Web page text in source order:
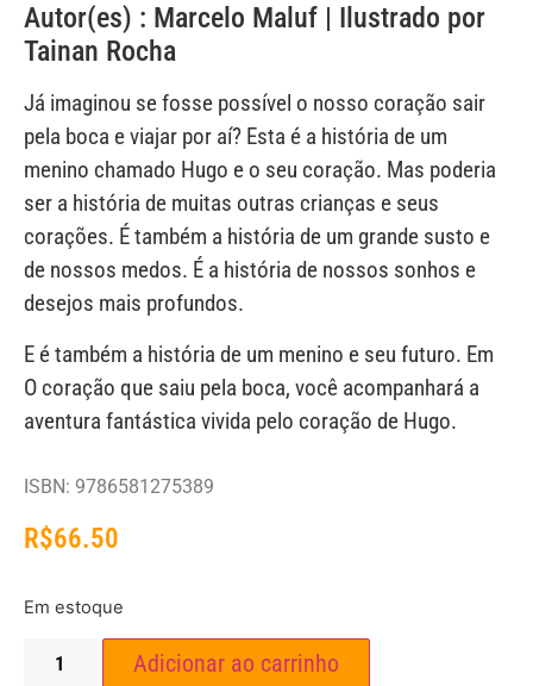
Autor(es) : Marcelo Maluf | Ilustrado por
Tainan Rocha
Já imaginou se fosse possível o nosso coração sair
pela boca e viajar por aí? Esta é a história de um
menino chamado Hugo e o seu coração. Mas poderia
ser a história de muitas outras crianças e seus
corações. É também a história de um grande susto e
de nossos medos. É a história de nossos sonhos e
desejos mais profundos.
E é também a história de um menino e seu futuro. Em
O coração que saiu pela boca, você acompanhará a
aventura fantástica vivida pelo coração de Hugo.
ISBN: 9786581275389
R$66.50
Em estoque
Adicionar ao carrinho